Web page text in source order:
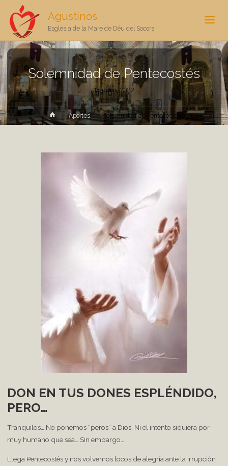
Agustinos
Església de la Mare de Déu del Socors
Solemnidad de Pentecostés
15 junio, 2022
InicioAportes Solemnidad de Pentecostés
DON EN TUS DONES ESPLÉNDIDO,
PERO…
Tranquilos… No ponemos “peros” a Dios. Ni el intento siquiera por
muy humano que sea… Sin embargo…
Llega Pentecostés y nos volvemos locos de alegría ante la irrupción